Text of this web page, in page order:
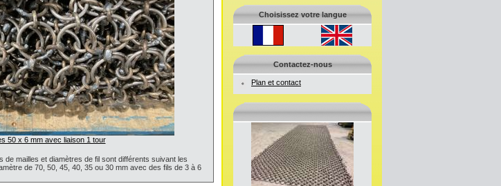
50 x 6 mm avec liaison 1 tour
de mailles et diamètres de fil sont différents suivant les
de 70, 50, 45, 40, 35 ou 30 mm avec des fils de 3 à 6
Choisissez votre langue
Contactez-nous
Plan et contact